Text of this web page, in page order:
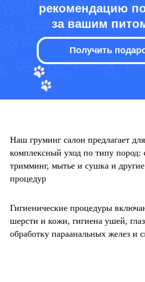
Получить
рекомендацию
за вашим
Наш груминг салон предлагает
комплексный уход по типу пород:
тримминг, мытье и сушка и
процедур
Гигиенические процедуры
шерсти и кожи, гигиена ушей,
обработку параанальных желез и